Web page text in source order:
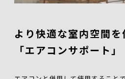
より快適な室内空間を
「エアコンサポート」